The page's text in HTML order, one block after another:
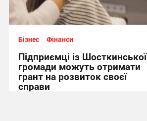
Бізнес Фінанси
Підприємці із Шосткинської
громади можуть отримати
грант на розвиток своєї
справи